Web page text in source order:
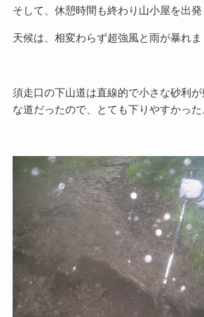
そして、休憩時間も終わり山小屋を出発
天候は、相変わらず超強風と雨が暴れま
須走口の下山道は直線的で小さな砂利
な道だったので、とても下りやすかった